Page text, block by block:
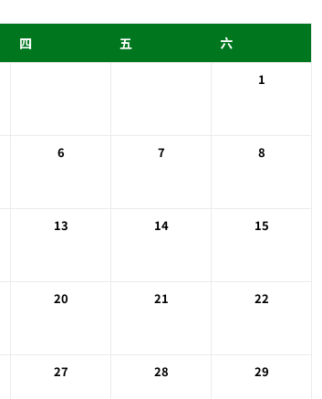
四 五 六
1
6 7 8
13 14 15
20 21 22
27 28 29